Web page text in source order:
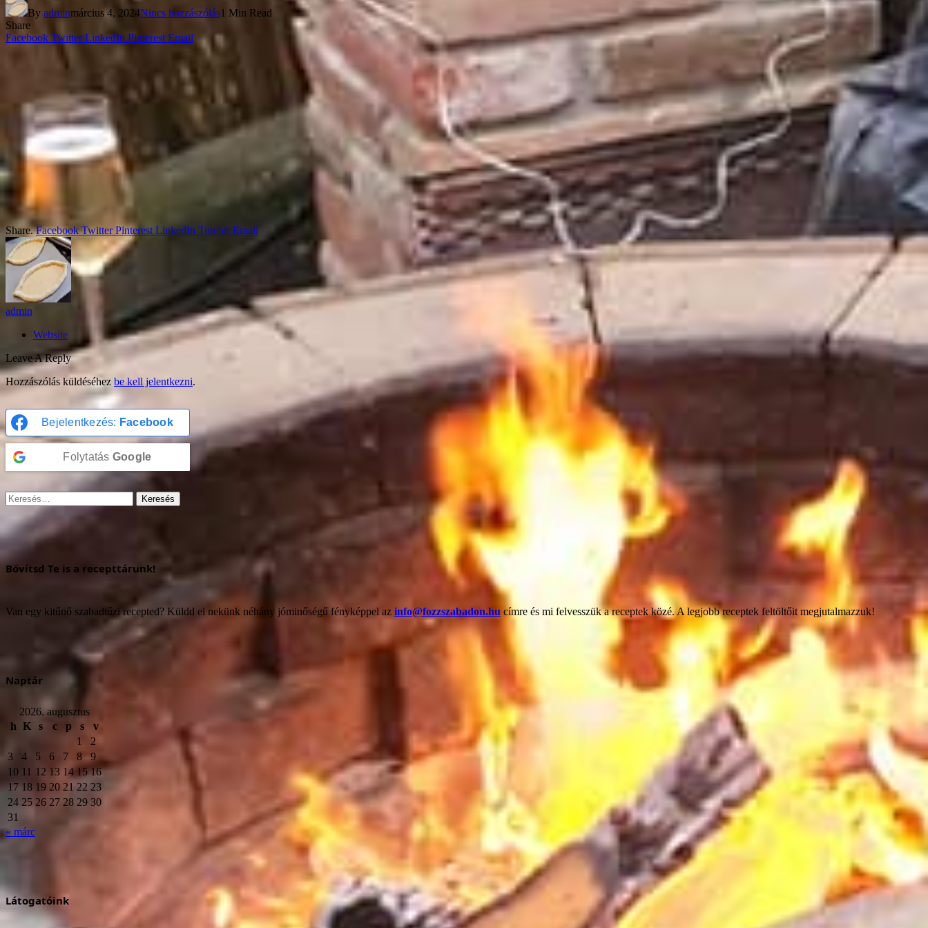
By adminmárcius 4, 2024Nincs hozzászólás1 Min Read
Share
Facebook Twitter LinkedIn Pinterest Email
Share. Facebook Twitter Pinterest LinkedIn Tumblr Email
admin
Website
Leave A Reply
Hozzászólás küldéséhez be kell jelentkezni.
Bejelentkezés: Facebook
Folytatás Google
Keresés:
Bővítsd Te is a recepttárunk!
Van egy kitűnő szabadtűzi recepted? Küldd el nekünk néhány jóminőségű fényképpel az info@fozzszabadon.hu címre és mi felvesszük a receptek közé. A legjobb receptek feltöltőit megjutalmazzuk!
Naptár
2026. augusztus
h K s c p s
v
1
2
3
4 5 6 7 8
9
10 11 12 13 14 15 16
17 18 19 20 21 22 23
24 25 26 27 28 29 30
31
« márc
Látogatóink